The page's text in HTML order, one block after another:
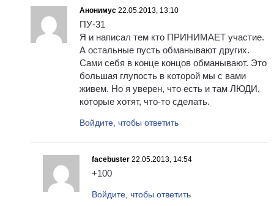
Анонимус 22.05.2013, 13:10
ПУ-31
Я и написал тем кто ПРИНИМАЕТ участие.
А остальные пусть обманывают других.
Сами себя в конце концов обманывают. Это
большая глупость в которой мы с вами
живем. Но я уверен, что есть и там ЛЮДИ,
которые хотят, что-то сделать.
Войдите, чтобы ответить
facebuster 22.05.2013, 14:54
+100
Войдите, чтобы ответить